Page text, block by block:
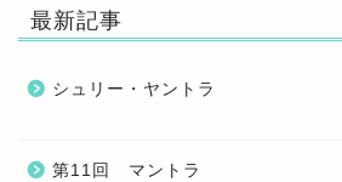
最新記事
シュリー・ヤントラ
第11回 マントラ